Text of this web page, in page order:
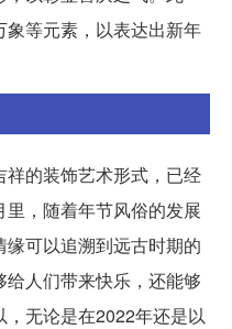
等元素，以表达出新年
的装饰艺术形式，已经
，随着年节风俗的发展
可以追溯到远古时期的
人们带来快乐，还能够
无论是在2022年还是以